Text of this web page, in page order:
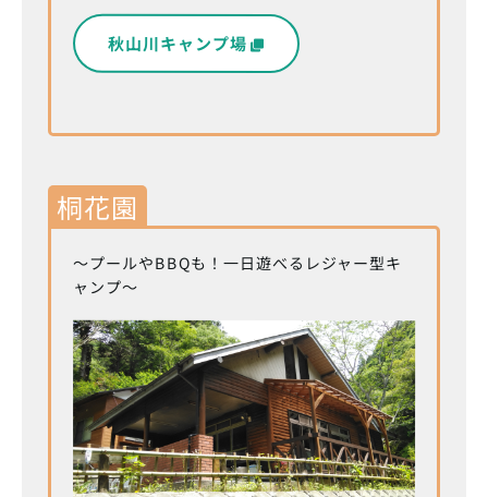
秋山川キャンプ場
桐花園
～プールやBBQも！一日遊べるレジャー型キ
ャンプ～